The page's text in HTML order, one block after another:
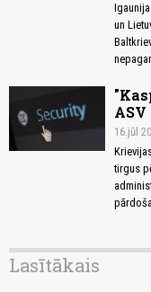
un
16.jūl
tirgus
Lasītākais